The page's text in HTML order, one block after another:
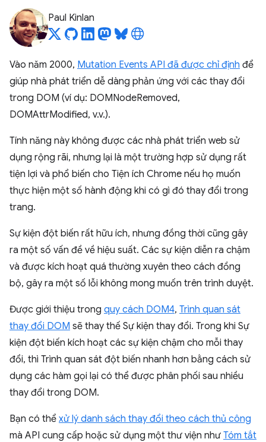
Paul Kinlan
Vào năm 2000, Mutation Events API đã được chỉ định để
giúp nhà phát triển dễ dàng phản ứng với các thay đổi
trong DOM (ví dụ: DOMNodeRemoved,
DOMAttrModified, v.v.).
Tính năng này không được các nhà phát triển web sử
dụng rộng rãi, nhưng lại là một trường hợp sử dụng rất
tiện lợi và phổ biến cho Tiện ích Chrome nếu họ muốn
thực hiện một số hành động khi có gì đó thay đổi trong
trang.
Sự kiện đột biến rất hữu ích, nhưng đồng thời cũng gây
ra một số vấn đề về hiệu suất. Các sự kiện diễn ra chậm
và được kích hoạt quá thường xuyên theo cách đồng
bộ, gây ra một số lỗi không mong muốn trên trình duyệt.
Được giới thiệu trong quy cách DOM4, Trình quan sát
thay đổi DOM sẽ thay thế Sự kiện thay đổi. Trong khi Sự
kiện đột biến kích hoạt các sự kiện chậm cho mỗi thay
đổi, thì Trình quan sát đột biến nhanh hơn bằng cách sử
dụng các hàm gọi lại có thể được phân phối sau nhiều
thay đổi trong DOM.
Bạn có thể xử lý danh sách thay đổi theo cách thủ công
mà API cung cấp hoặc sử dụng một thư viện như Tóm tắt